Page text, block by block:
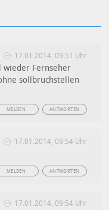
17.01.2014, 09:51 Uhr
wieder Fernseher
sollbruchstellen
ANTWORTEN
MELDEN
17.01.2014, 09:54 Uhr
ANTWORTEN
MELDEN
17.01.2014, 09:54 Uhr